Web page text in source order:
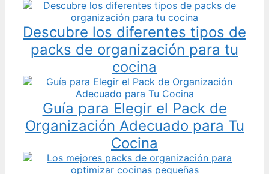
Descubre los diferentes tipos de
packs de organización para tu
cocina
Guía para Elegir el Pack de
Organización Adecuado para Tu
Cocina